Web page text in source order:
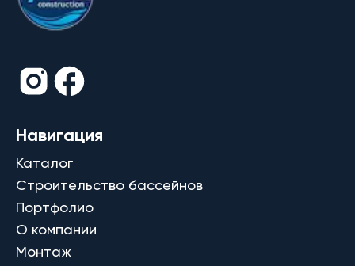
Навигация
Каталог
Строительство бассейнов
Портфолио
О компании
Монтаж